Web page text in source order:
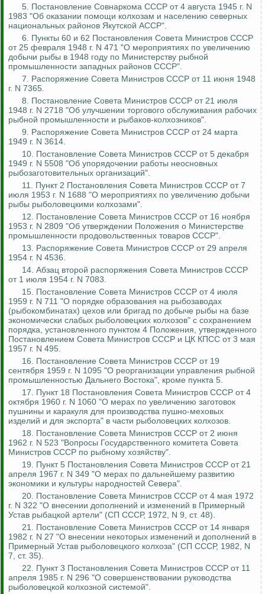
5. Постановление Совнаркома СССР от 4 августа 1945 г. N
1983 "Об оказании помощи колхозам и населению северных
национальных районов Якутской АССР".
6. Пункты 60 и 62 Постановления Совета Министров СССР
от 25 февраля 1948 г. N 471 "О мероприятиях по увеличению
добычи рыбы в 1948 году по Министерству рыбной
промышленности западных районов СССР".
7. Распоряжение Совета Министров СССР от 11 июня 1948
г. N 7365.
8. Постановление Совета Министров СССР от 21 июля
1948 г. N 2718 "Об улучшении торгового обслуживания рабочих
рыбной промышленности и рыбаков-колхозников".
9. Распоряжение Совета Министров СССР от 24 марта
1949 г. N 3614.
10. Постановление Совета Министров СССР от 5 декабря
1949 г. N 5508 "Об упорядочении работы неосновных
рыбозаготовительных организаций".
11. Пункт 2 Постановления Совета Министров СССР от 7
июля 1953 г. N 1688 "О мероприятиях по увеличению добычи
рыбы рыболовецкими колхозами".
12. Постановление Совета Министров СССР от 16 ноября
1953 г. N 2809 "Об утверждении Положения о Министерстве
промышленности продовольственных товаров СССР".
13. Распоряжение Совета Министров СССР от 29 апреля
1954 г. N 4536.
14. Абзац второй распоряжения Совета Министров СССР
от 1 июля 1954 г. N 7083.
15. Постановление Совета Министров СССР от 4 июля
1959 г. N 711 "О порядке образования на рыбозаводах
(рыбокомбинатах) цехов или бригад по добыче рыбы на базе
экономически слабых рыболовецких колхозов" с сохранением
порядка, установленного пунктом 4 Положения, утвержденного
Постановлением Совета Министров СССР и ЦК КПСС от 3 мая
1957 г. N 495.
16. Постановление Совета Министров СССР от 19
сентября 1959 г. N 1095 "О реорганизации управления рыбной
промышленностью Дальнего Востока", кроме пункта 5.
17. Пункт 18 Постановления Совета Министров СССР от 4
октября 1960 г. N 1060 "О мерах по увеличению заготовок
пушнины и каракуля для производства пушно-меховых
изделий и для экспорта" в части рыболовецких колхозов.
18. Постановление Совета Министров СССР от 2 июня
1962 г. N 523 "Вопросы Государственного комитета Совета
Министров СССР по рыбному хозяйству".
19. Пункт 5 Постановления Совета Министров СССР от 21
апреля 1967 г. N 349 "О мерах по дальнейшему развитию
экономики и культуры народностей Севера".
20. Постановление Совета Министров СССР от 4 мая 1972
г. N 322 "О внесении дополнений и изменений в Примерный
Устав рыбацкой артели" (СП СССР, 1972, N 9, ст. 48).
21. Постановление Совета Министров СССР от 14 января
1982 г. N 27 "О внесении некоторых изменений и дополнений в
Примерный Устав рыболовецкого колхоза" (СП СССР, 1982, N
7, ст. 35).
22. Пункт 3 Постановления Совета Министров СССР от 11
апреля 1985 г. N 296 "О совершенствовании руководства
рыболовецкой колхозной системой".